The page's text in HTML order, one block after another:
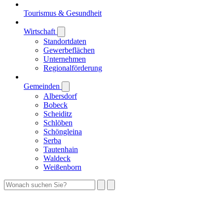
Tourismus & Gesundheit
Wirtschaft
Standortdaten
Gewerbeflächen
Unternehmen
Regionalförderung
Gemeinden
Albersdorf
Bobeck
Scheiditz
Schlöben
Schöngleina
Serba
Tautenhain
Waldeck
Weißenborn